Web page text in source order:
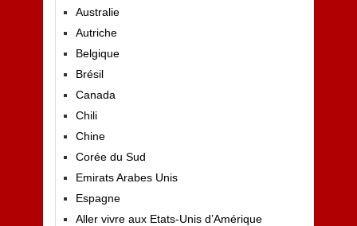
Australie
Autriche
Belgique
Brésil
Canada
Chili
Chine
Corée du Sud
Emirats Arabes Unis
Espagne
Aller vivre aux Etats-Unis d’Amérique